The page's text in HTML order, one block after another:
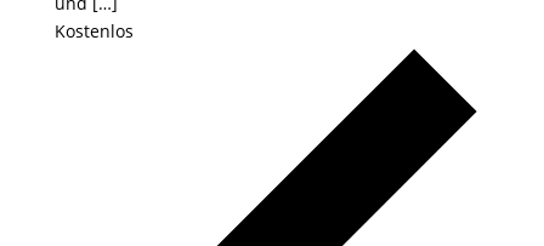
Kostenlos